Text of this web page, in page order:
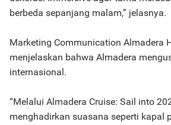
berbeda sepanjang malam,” jelasnya.
Marketing Communication Almadera
menjelaskan bahwa Almadera
internasional.
“Melalui Almadera Cruise: Sail into
menghadirkan suasana seperti kapal